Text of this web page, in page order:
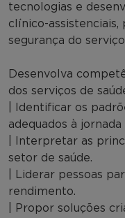
tecnologias e
clínico-
segurança do
Desenvolva
dos serviços de
| Identificar os
adequados à
| Interpretar as
setor de saúde.
| Liderar pessoas
rendimento.
| Propor soluções